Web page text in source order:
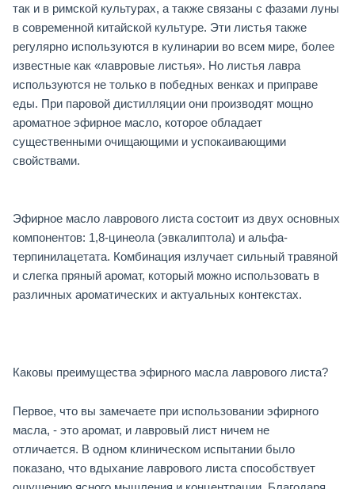
так и в римской культурах, а также связаны с фазами луны
в современной китайской культуре. Эти листья также
регулярно используются в кулинарии во всем мире, более
известные как «лавровые листья». Но листья лавра
используются не только в победных венках и приправе
еды. При паровой дистилляции они производят мощно
ароматное эфирное масло, которое обладает
существенными очищающими и успокаивающими
свойствами.
Эфирное масло лаврового листа состоит из двух основных
компонентов: 1,8-цинеола (эвкалиптола) и альфа-
терпинилацетата. Комбинация излучает сильный травяной
и слегка пряный аромат, который можно использовать в
различных ароматических и актуальных контекстах.
Каковы преимущества эфирного масла лаврового листа?
Первое, что вы замечаете при использовании эфирного
масла, - это аромат, и лавровый лист ничем не
отличается. В одном клиническом испытании было
показано, что вдыхание лаврового листа способствует